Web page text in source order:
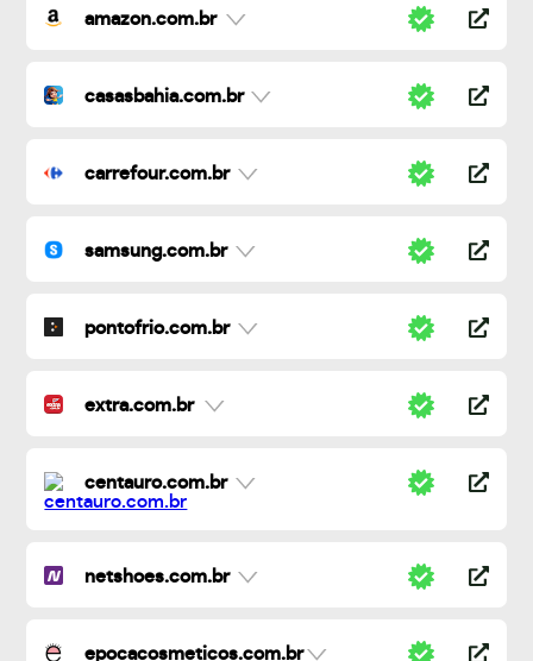
amazon.com.br
casasbahia.com.br
carrefour.com.br
samsung.com.br
pontofrio.com.br
extra.com.br
centauro.com.br
netshoes.com.br
epocacosmeticos.com.br